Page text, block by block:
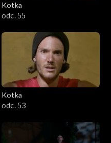
Kotka
odc. 55
Kotka
odc. 53